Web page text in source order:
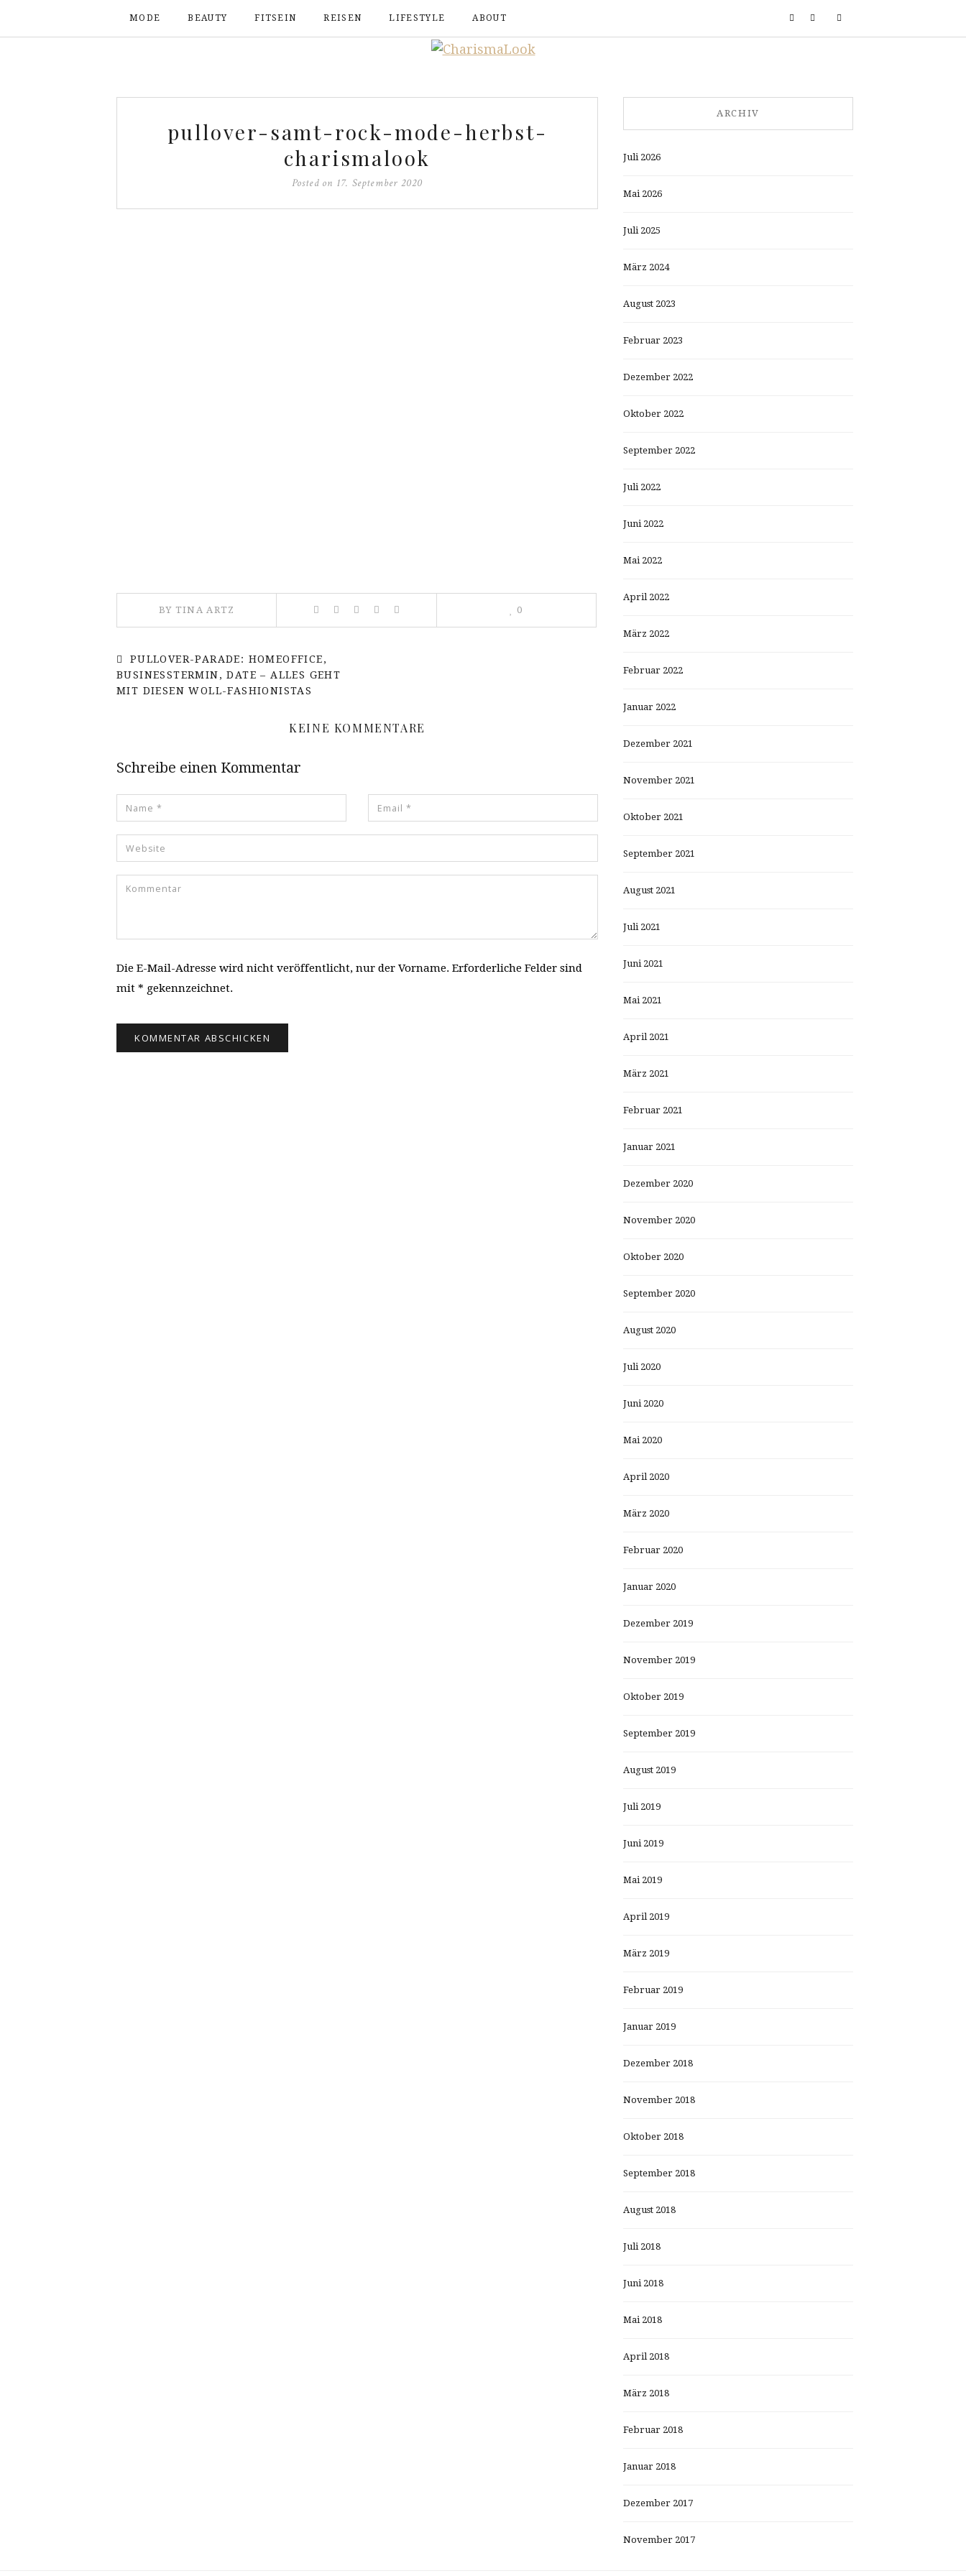
MODE BEAUTY FITSEIN REISEN LIFESTYLE ABOUT
pullover-samt-rock-mode-herbst-
charismalook
Posted on 17. September 2020
BY TINA ARTZ 0
PULLOVER-PARADE: HOMEOFFICE,
BUSINESSTERMIN, DATE – ALLES GEHT
MIT DIESEN WOLL-FASHIONISTAS
KEINE KOMMENTARE
Schreibe einen Kommentar
Die E-Mail-Adresse wird nicht veröffentlicht, nur der Vorname. Erforderliche Felder sind
mit * gekennzeichnet.
ARCHIV
Juli 2026
Mai 2026
Juli 2025
März 2024
August 2023
Februar 2023
Dezember 2022
Oktober 2022
September 2022
Juli 2022
Juni 2022
Mai 2022
April 2022
März 2022
Februar 2022
Januar 2022
Dezember 2021
November 2021
Oktober 2021
September 2021
August 2021
Juli 2021
Juni 2021
Mai 2021
April 2021
März 2021
Februar 2021
Januar 2021
Dezember 2020
November 2020
Oktober 2020
September 2020
August 2020
Juli 2020
Juni 2020
Mai 2020
April 2020
März 2020
Februar 2020
Januar 2020
Dezember 2019
November 2019
Oktober 2019
September 2019
August 2019
Juli 2019
Juni 2019
Mai 2019
April 2019
März 2019
Februar 2019
Januar 2019
Dezember 2018
November 2018
Oktober 2018
September 2018
August 2018
Juli 2018
Juni 2018
Mai 2018
April 2018
März 2018
Februar 2018
Januar 2018
Dezember 2017
November 2017